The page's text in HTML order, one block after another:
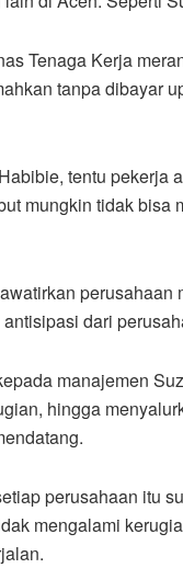
Tenaga Kerja
tanpa dibayar
tentu pekerja
mungkin tidak bisa
dari
manajemen
hingga
perusahaan itu
mengalami